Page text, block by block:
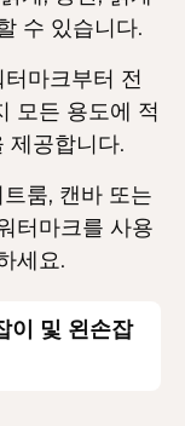
수 있습니다.
터마크부터 전
모든 용도에 적
제공합니다.
룸, 캔바 또는
터마크를 사용
세요.
이 및 왼손잡